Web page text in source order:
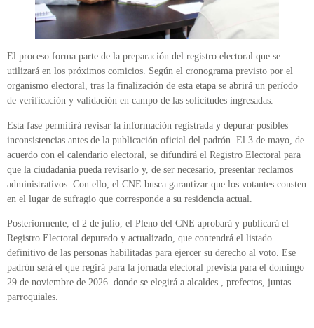
El proceso forma parte de la preparación del registro electoral que se
utilizará en los próximos comicios. Según el cronograma previsto por el
organismo electoral, tras la finalización de esta etapa se abrirá un período
de verificación y validación en campo de las solicitudes ingresadas.
Esta fase permitirá revisar la información registrada y depurar posibles
inconsistencias antes de la publicación oficial del padrón. El 3 de mayo, de
acuerdo con el calendario electoral, se difundirá el Registro Electoral para
que la ciudadanía pueda revisarlo y, de ser necesario, presentar reclamos
administrativos. Con ello, el CNE busca garantizar que los votantes consten
en el lugar de sufragio que corresponde a su residencia actual.
Posteriormente, el 2 de julio, el Pleno del CNE aprobará y publicará el
Registro Electoral depurado y actualizado, que contendrá el listado
definitivo de las personas habilitadas para ejercer su derecho al voto. Ese
padrón será el que regirá para la jornada electoral prevista para el domingo
29 de noviembre de 2026. donde se elegirá a alcaldes , prefectos, juntas
parroquiales.